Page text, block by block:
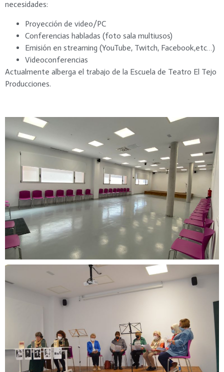
necesidades:
Proyección de video/PC
Conferencias habladas (foto sala multiusos)
Emisión en streaming (YouTube, Twitch, Facebook,etc…)
Videoconferencias
Actualmente alberga el trabajo de la Escuela de Teatro El Tejo
Producciones.